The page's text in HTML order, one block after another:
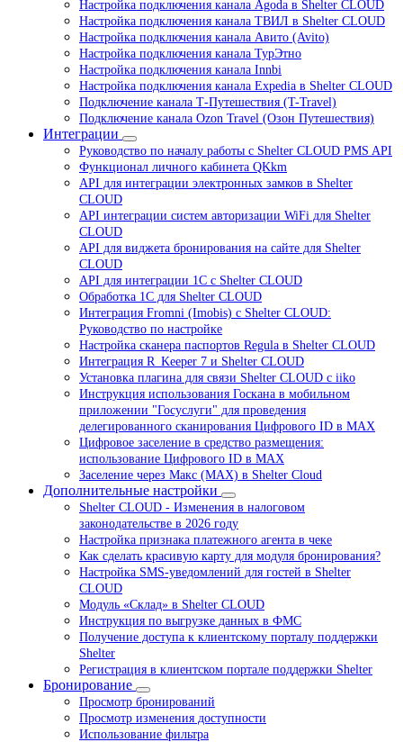
Настройка подключения канала Agoda в Shelter CLOUD
Настройка подключения канала ТВИЛ в Shelter CLOUD
Настройка подключения канала Авито (Avito)
Настройка подключения канала ТурЭтно
Настройка подключения канала Innbi
Настройка подключения канала Expedia в Shelter CLOUD
Подключение канала Т-Путешествия (T-Travel)
Подключение канала Ozon Travel (Озон Путешествия)
Интеграции
Руководство по началу работы с Shelter CLOUD PMS API
Функционал личного кабинета QKkm
API для интеграции электронных замков в Shelter
CLOUD
API интеграции систем авторизации WiFi для Shelter
CLOUD
API для виджета бронирования на сайте для Shelter
CLOUD
API для интеграции 1С с Shelter CLOUD
Обработка 1С для Shelter CLOUD
Интеграция Fromni (Imobis) с Shelter CLOUD:
Руководство по настройке
Настройка сканера паспортов Regula в Shelter CLOUD
Интеграция R_Keeper 7 и Shelter CLOUD
Установка плагина для связи Shelter CLOUD с iiko
Инструкция использования Госкана в мобильном
приложении "Госуслуги" для проведения
делегированного сканирования Цифрового ID в МАХ
Цифровое заселение в средство размещения:
использование Цифрового ID в MAX
Заселение через Макс (MAX) в Shelter Cloud
Дополнительные настройки
Shelter CLOUD - Изменения в налоговом
законодательстве в 2026 году
Настройка признака платежного агента в чеке
Как сделать красивую карту для модуля бронирования?
Настройка SMS-уведомлений для гостей в Shelter
CLOUD
Модуль «Склад» в Shelter CLOUD
Инструкция по выгрузке данных в ФМС
Получение доступа к клиентскому порталу поддержки
Shelter
Регистрация в клиентском портале поддержки Shelter
Бронирование
Просмотр бронирований
Просмотр изменения доступности
Использование фильтра